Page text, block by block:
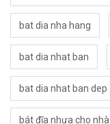
bat dia nha hang
bat dia nhat ban
bat dia nhat ban dep
bát đĩa nhựa cho